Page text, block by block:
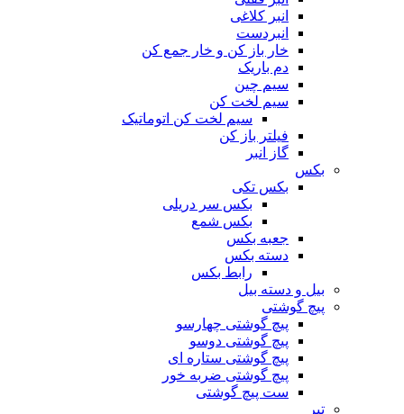
انبر کلاغی
انبردست
خار باز کن و خار جمع کن
دم باریک
سیم چین
سیم لخت کن
سیم لخت کن اتوماتیک
فیلتر باز کن
گاز انبر
بکس
بکس تکی
بکس سر دریلی
بکس شمع
جعبه بکس
دسته بکس
رابط بکس
بیل و دسته بیل
پیچ گوشتی
پیچ گوشتی چهارسو
پیچ گوشتی دوسو
پیچ گوشتی ستاره‌ ای
پیچ گوشتی ضربه خور
ست پیچ گوشتی
تبر